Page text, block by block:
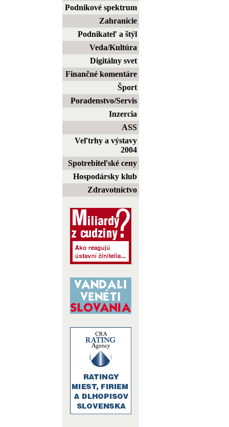
Podnikové spektrum
Zahranicie
Podnikateľ a štýl
Veda/Kultúra
Digitálny svet
Finančné komentáre
Šport
Poradenstvo/Servis
Inzercia
ASS
Veľtrhy a výstavy
2004
Spotrebiteľské ceny
Hospodársky klub
Zdravotníctvo